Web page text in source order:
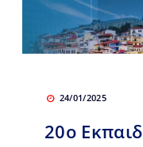
24/01/2025
20ο